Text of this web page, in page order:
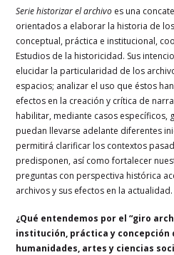
Serie historizar el archivo es una
orientados a elaborar la historia de
conceptual, práctica e institucional,
Estudios de la historicidad. Sus
elucidar la particularidad de los
espacios; analizar el uso que éstos
efectos en la creación y crítica de
habilitar, mediante casos específicos,
puedan llevarse adelante diferentes
permitirá clarificar los contextos
predisponen, así como fortalecer
preguntas con perspectiva histórica
archivos y sus efectos en la actualidad.
¿Qué entendemos por el “giro
institución, práctica y concepción
humanidades, artes y ciencias